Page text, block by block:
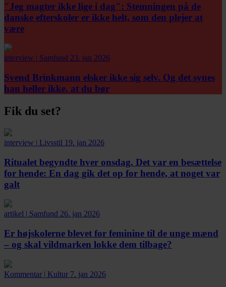
"Jeg magter ikke lige i dag": Stemningen på de
danske efterskoler er ikke helt, som den plejer at
være
interview | Samfund 23. jan 2026
Svend Brinkmann elsker ikke sig selv. Og det synes
han heller ikke, at du bør
Fik du set?
interview | Livsstil 19. jan 2026
Ritualet begyndte hver onsdag. Det var en besættelse
for hende: En dag gik det op for hende, at noget var
galt
artikel | Samfund 26. jan 2026
Er højskolerne blevet for feminine til de unge mænd
– og skal vildmarken lokke dem tilbage?
Kommentar | Kultur 7. jan 2026